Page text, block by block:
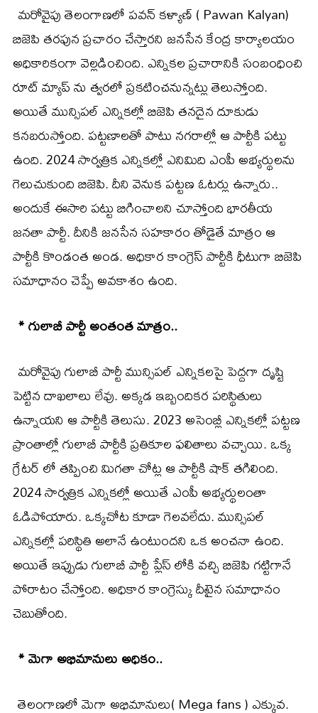
మరోవైపు తెలంగాణలో పవన్ కళ్యాణ్ ( Pawan Kalyan)
బిజెపి తరఫున ప్రచారం చేస్తారని జనసేన కేంద్ర కార్యాలయం
అధికారికంగా వెల్లడించింది. ఎన్నికల ప్రచారానికి సంబంధించి
రూట్ మ్యాప్ ను త్వరలో ప్రకటించనున్నట్లు తెలుస్తోంది.
అయితే మున్సిపల్ ఎన్నికల్లో బిజెపి తనదైన దూకుడు
కనబరుస్తోంది. పట్టణాలతో పాటు నగరాల్లో ఆ పార్టీకి పట్టు
ఉంది. 2024 సార్వత్రిక ఎన్నికల్లో ఎనిమిది ఎంపీ అభ్యర్థులను
గెలుచుకుంది బిజెపి. దీని వెనుక పట్టణ ఓటర్లు ఉన్నారు..
అందుకే ఈసారి పట్టు బిగించాలని చూస్తోంది భారతీయ
జనతా పార్టీ. దీనికి జనసేన సహకారం తోడైతే మాత్రం ఆ
పార్టీకి కొండంత అండ. అధికార కాంగ్రెస్ పార్టీకి ధీటుగా బిజెపి
సమాధానం చెప్పే అవకాశం ఉంది.
* గులాబీ పార్టీ అంతంత మాత్రం..
మరోవైపు గులాబీ పార్టీ మున్సిపల్ ఎన్నికలపై పెద్దగా దృష్టి
పెట్టిన దాఖలాలు లేవు. అక్కడ ఇబ్బందికర పరిస్థితులు
ఉన్నాయని ఆ పార్టీకి తెలుసు. 2023 అసెంబ్లీ ఎన్నికల్లో పట్టణ
ప్రాంతాల్లో గులాబీ పార్టీకి ప్రతికూల ఫలితాలు వచ్చాయి. ఒక్క
గ్రేటర్ లో తప్పించి మిగతా చోట్ల ఆ పార్టీకి షాక్ తగిలింది.
2024 సార్వత్రిక ఎన్నికల్లో అయితే ఎంపీ అభ్యర్థులంతా
ఓడిపోయారు. ఒక్కచోట కూడా గెలవలేదు. మున్సిపల్
ఎన్నికల్లో పరిస్థితి అలానే ఉంటుందని ఒక అంచనా ఉంది.
అయితే ఇప్పుడు గులాబీ పార్టీ ప్లేస్ లోకి వచ్చి బిజెపి గట్టిగానే
పోరాటం చేస్తోంది. అధికార కాంగ్రెస్కు దీటైన సమాధానం
చెబుతోంది.
* మెగా అభిమానులు అధికం..
తెలంగాణలో మెగా అభిమానులు( Mega fans ) ఎక్కువ.